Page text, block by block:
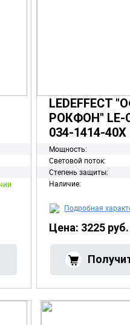
LEDEFFECT
РОКФОН" LE-
034-1414-40Х
Мощность:
Световой поток:
Степень защиты:
Наличие:
Подробная
Цена: 3225